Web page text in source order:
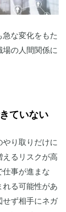
な変化をもた
の人間関係に
ていない
り取りだけに
えるリスクが高
仕事が進まな
れる可能性があ
せず相手にネガ